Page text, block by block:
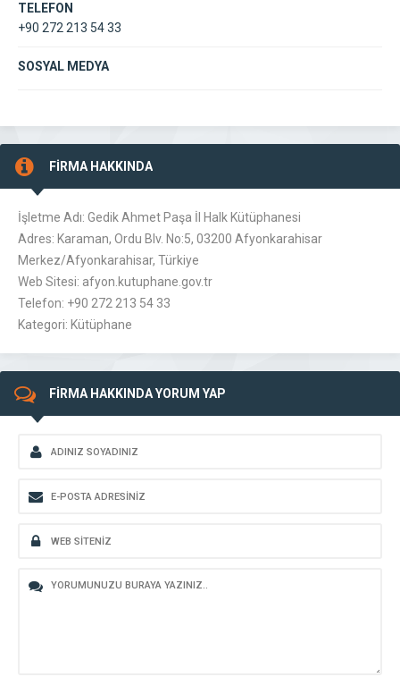
TELEFON
+90 272 213 54 33
SOSYAL MEDYA
FİRMA HAKKINDA
İşletme Adı: Gedik Ahmet Paşa İl Halk Kütüphanesi
Adres: Karaman, Ordu Blv. No:5, 03200 Afyonkarahisar
Merkez/Afyonkarahisar, Türkiye
Web Sitesi: afyon.kutuphane.gov.tr
Telefon: +90 272 213 54 33
Kategori: Kütüphane
FİRMA HAKKINDA YORUM YAP